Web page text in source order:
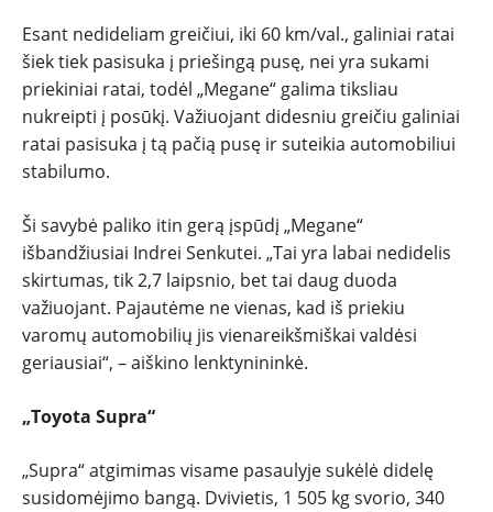
Esant nedideliam greičiui, iki 60 km/val., galiniai ratai
šiek tiek pasisuka į priešingą pusę, nei yra sukami
priekiniai ratai, todėl „Megane“ galima tiksliau
nukreipti į posūkį. Važiuojant didesniu greičiu galiniai
ratai pasisuka į tą pačią pusę ir suteikia automobiliui
stabilumo.
Ši savybė paliko itin gerą įspūdį „Megane“
išbandžiusiai Indrei Senkutei. „Tai yra labai nedidelis
skirtumas, tik 2,7 laipsnio, bet tai daug duoda
važiuojant. Pajautėme ne vienas, kad iš priekiu
varomų automobilių jis vienareikšmiškai valdėsi
geriausiai“, – aiškino lenktynininkė.
„Toyota Supra“
„Supra“ atgimimas visame pasaulyje sukėlė didelę
susidomėjimo bangą. Dvivietis, 1 505 kg svorio, 340